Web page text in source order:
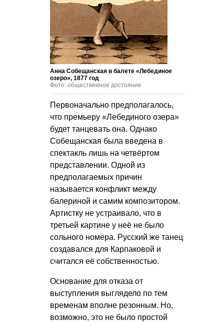
Анна Собещанская в балете «Лебединое
озеро», 1877 год
Фото: общественное достояние
Первоначально предполагалось,
что премьеру «Лебединого озера»
будет танцевать она. Однако
Собещанская была введена в
спектакль лишь на четвёртом
представлении. Одной из
предполагаемых причин
называется конфликт между
балериной и самим композитором.
Артистку не устраивало, что в
третьей картине у неё не было
сольного номера. Русский же танец
создавался для Карпаковой и
считался её собственностью.
Основание для отказа от
выступления выглядело по тем
временам вполне резонным. Но,
возможно, это не было простой